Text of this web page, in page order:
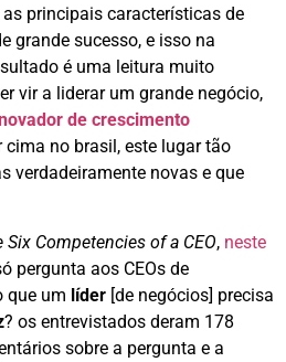
principais características de
grande sucesso, e isso na
é uma leitura muito
vir a liderar um grande negócio,
de crescimento
cima no brasil, este lugar tão
verdadeiramente novas e que
Six Competencies of a CEO, neste
pergunta aos CEOs de
que um líder [de negócios] precisa
? os entrevistados deram 178
sobre a pergunta e a